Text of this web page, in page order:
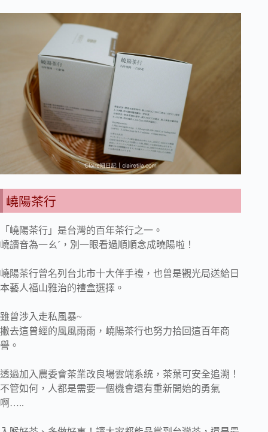
嶢陽茶行
「嶢陽茶行」是台灣的百年茶行之一。
嶢讀音為一ㄠˊ，別一眼看過順順念成曉陽啦！
嶢陽茶行曾名列台北市十大伴手禮，也曾是觀光局送給日
本藝人福山雅治的禮盒選擇。
雖曾涉入走私風暴~
撇去這曾經的風風雨雨，嶢陽茶行也努力拾回這百年商
譽。
透過加入農委會茶業改良場雲端系統，茶葉可安全追溯！
不管如何，人都是需要一個機會還有重新開始的勇氣
啊…..